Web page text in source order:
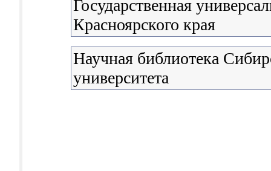
Государственная
Красноярского края
Научная библиотека
университета